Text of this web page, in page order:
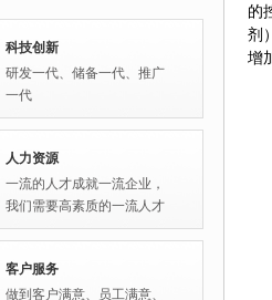
科技创新
研发一代、储备一代、推广
一代
人力资源
一流的人才成就一流企业，
我们需要高素质的一流人才
客户服务
做到客户满意、员工满意、
的
剂
增